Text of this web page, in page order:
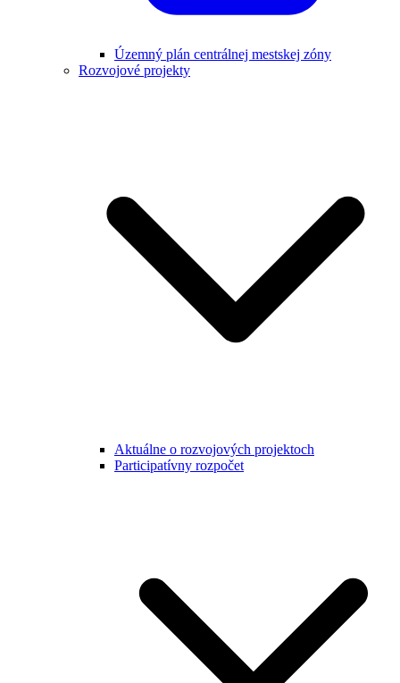
Územný plán centrálnej mestskej zóny
Rozvojové projekty
Aktuálne o rozvojových projektoch
Participatívny rozpočet